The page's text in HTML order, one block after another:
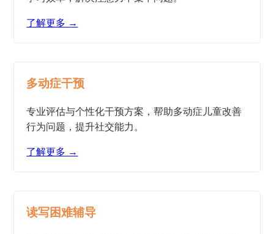
了解更多 →
多动症干预
专业评估与个性化干预方案，帮助多动症儿童改善
行为问题，提升社交能力。
了解更多 →
读写困难辅导